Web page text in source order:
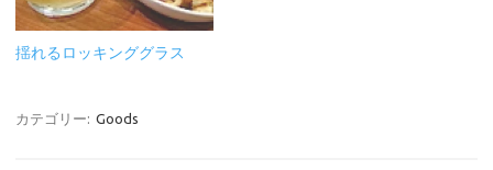
揺れるロッキンググラス
カテゴリー: Goods